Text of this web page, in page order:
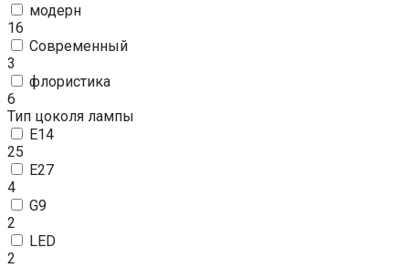
модерн
16
Современный
3
флористика
6
Тип цоколя лампы
E14
25
E27
4
G9
2
LED
2